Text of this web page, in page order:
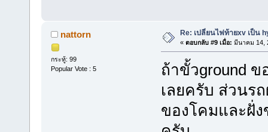
nattorn
กระทู้: 99
Popular Vote : 5
Re: เปลี่ยนไฟท้ายxv เป็น
« ตอบกลับ #9 เมื่อ: มีนาคม 14,
ถ้าขั้วground
เลยครับ ส่วนร
ของโคมและฝั่